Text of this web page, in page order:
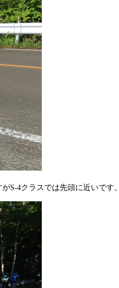
S-4クラスでは先頭に近いです